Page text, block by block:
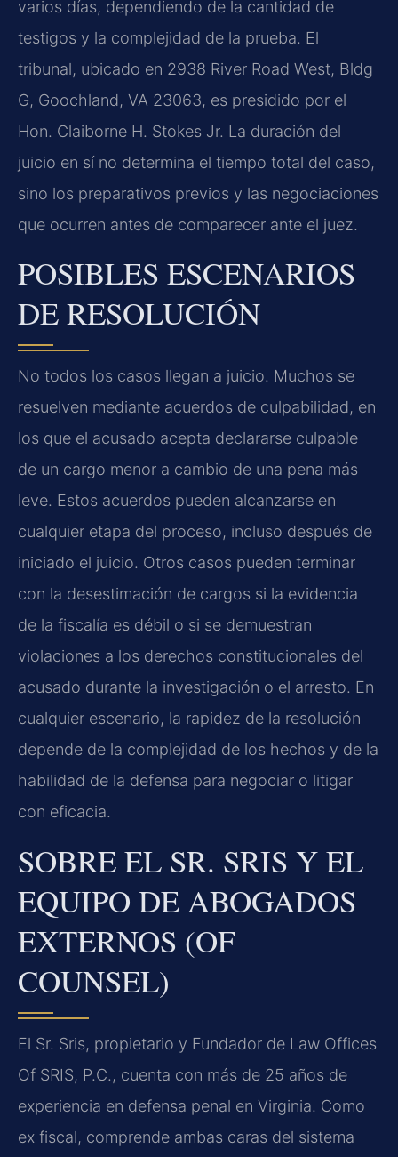
varios días, dependiendo de la cantidad de
testigos y la complejidad de la prueba. El
tribunal, ubicado en 2938 River Road West, Bldg
G, Goochland, VA 23063, es presidido por el
Hon. Claiborne H. Stokes Jr. La duración del
juicio en sí no determina el tiempo total del caso,
sino los preparativos previos y las negociaciones
que ocurren antes de comparecer ante el juez.
POSIBLES ESCENARIOS
DE RESOLUCIÓN
No todos los casos llegan a juicio. Muchos se
resuelven mediante acuerdos de culpabilidad, en
los que el acusado acepta declararse culpable
de un cargo menor a cambio de una pena más
leve. Estos acuerdos pueden alcanzarse en
cualquier etapa del proceso, incluso después de
iniciado el juicio. Otros casos pueden terminar
con la desestimación de cargos si la evidencia
de la fiscalía es débil o si se demuestran
violaciones a los derechos constitucionales del
acusado durante la investigación o el arresto. En
cualquier escenario, la rapidez de la resolución
depende de la complejidad de los hechos y de la
habilidad de la defensa para negociar o litigar
con eficacia.
SOBRE EL SR. SRIS Y EL
EQUIPO DE ABOGADOS
EXTERNOS (OF
COUNSEL)
El Sr. Sris, propietario y Fundador de Law Offices
Of SRIS, P.C., cuenta con más de 25 años de
experiencia en defensa penal en Virginia. Como
ex fiscal, comprende ambas caras del sistema